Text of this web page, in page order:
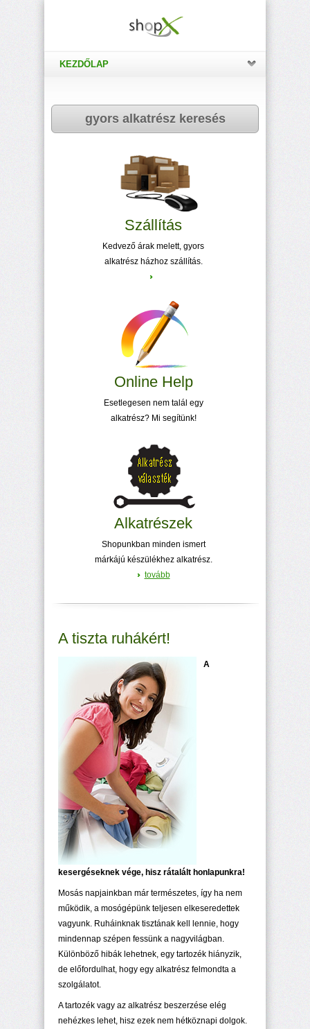
KEZDŐLAP
gyors alkatrész keresés
Szállítás
Kedvező árak melett, gyors
alkatrész házhoz szállítás.
Online Help
Esetlegesen nem talál egy
alkatrész? Mi segítünk!
Alkatrészek
Shopunkban minden ismert
márkájú készülékhez alkatrész.
tovább
A tiszta ruhákért!
A
kesergéseknek vége, hisz rátalált honlapunkra!
Mosás napjainkban már természetes, így ha nem
működik, a mosógépünk teljesen elkeseredettek
vagyunk. Ruháinknak tisztának kell lennie, hogy
mindennap szépen fessünk a nagyvilágban.
Különböző hibák lehetnek, egy tartozék hiányzik,
de előfordulhat, hogy egy alkatrész felmondta a
szolgálatot.
A tartozék vagy az alkatrész beszerzése elég
nehézkes lehet, hisz ezek nem hétköznapi dolgok.